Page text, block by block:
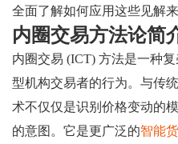
全面了解如何应用这些见解
内圈交易方法论简
内圈交易 (ICT) 方法是一种
型机构交易者的行为。与传
术不仅仅是识别价格变动的
的意图。它是更广泛的智能